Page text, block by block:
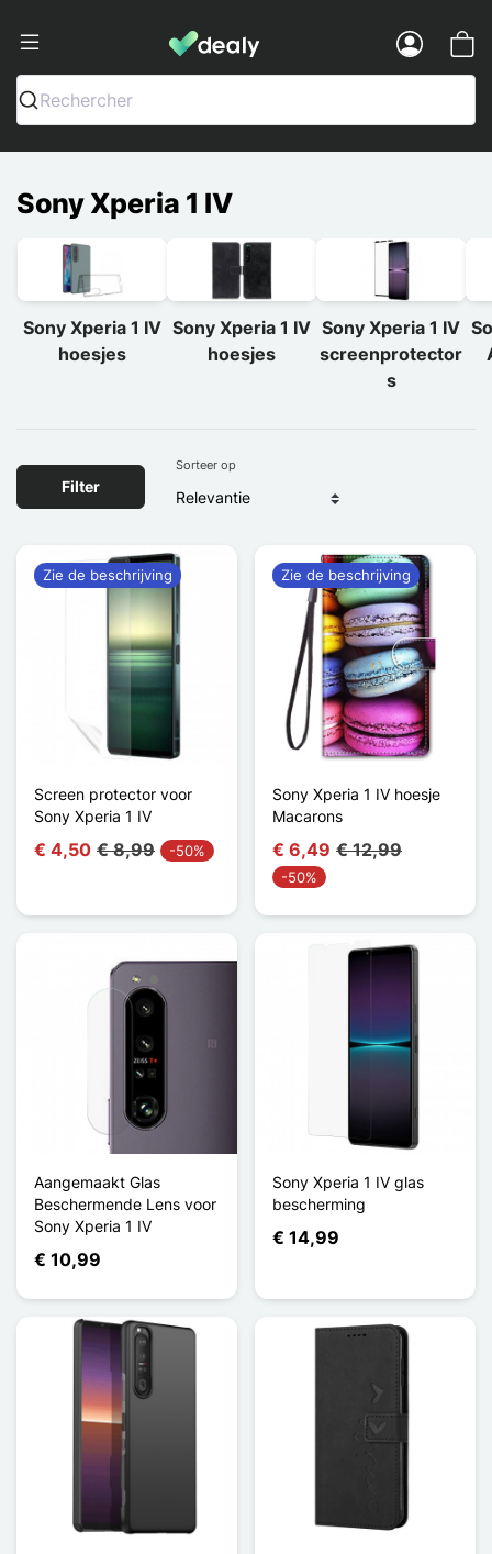
Dealy - Telefoonhoesjes en
Rechercher
Sony Xperia 1 IV
Sony Xperia 1 IV
hoesjes
Sony Xperia 1 IV
hoesjes
Sony Xperia 1 IV
screenprotector
s
Filter
Sorteer op
Screen protector voor
Sony Xperia 1 IV
€ 4,50 € 8,99 -50%
Zie de beschrijving
Sony Xperia 1 IV hoesje
Macarons
€ 6,49 € 12,99
-50%
Zie de beschrijving
Aangemaakt Glas
Beschermende Lens voor
Sony Xperia 1 IV
€ 10,99
Sony Xperia 1 IV glas
bescherming
€ 14,99